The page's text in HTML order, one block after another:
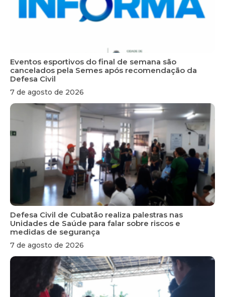
Eventos esportivos do final de semana são
cancelados pela Semes após recomendação da
Defesa Civil
7 de agosto de 2026
Defesa Civil de Cubatão realiza palestras nas
Unidades de Saúde para falar sobre riscos e
medidas de segurança
7 de agosto de 2026